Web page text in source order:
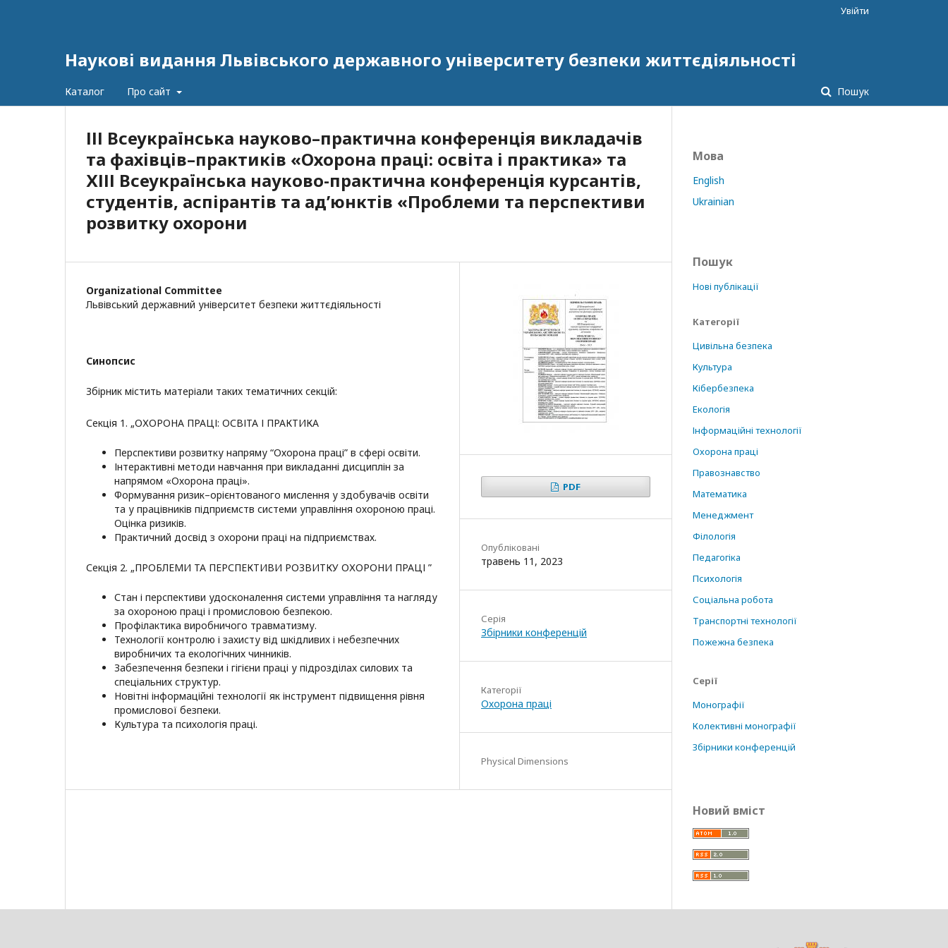
Наукові видання Львівського державного університету безпеки життєдіяльності
Каталог Про сайт Пошук
Увійти
ІІІ Всеукраїнська науково–практична конференція викладачів
та фахівців–практиків «Охорона праці: освіта і практика» та
ХІІІ Всеукраїнська науково-практична конференція курсантів,
студентів, аспірантів та ад’юнктів «Проблеми та перспективи
розвитку охорони
Organizational Committee
Львівський державний університет безпеки життєдіяльності
Синопсис
Збірник містить матеріали таких тематичних секцій:
Секція 1. „ОХОРОНА ПРАЦІ: ОСВІТА І ПРАКТИКА
Перспективи розвитку напряму “Охорона праці” в сфері освіти.
Інтерактивні методи навчання при викладанні дисциплін за
напрямом «Охорона праці».
Формування ризик–орієнтованого мислення у здобувачів освіти
та у працівників підприємств системи управління охороною праці.
Оцінка ризиків.
Практичний досвід з охорони праці на підприємствах.
Секція 2. „ПРОБЛЕМИ ТА ПЕРСПЕКТИВИ РОЗВИТКУ ОХОРОНИ ПРАЦІ ”
Стан і перспективи удосконалення системи управління та нагляду
за охороною праці і промисловою безпекою.
Профілактика виробничого травматизму.
Технології контролю і захисту від шкідливих і небезпечних
виробничих та екологічних чинників.
Забезпечення безпеки і гігієни праці у підрозділах силових та
спеціальних структур.
Новітні інформаційні технології як інструмент підвищення рівня
промислової безпеки.
Культура та психологія праці.
PDF
Опубліковані
травень 11, 2023
Серія
Збірники конференцій
Категорії
Охорона праці
Physical Dimensions
Мова
English
Ukrainian
Пошук
Нові публікації
Категорії
Цивільна безпека
Культура
Кібербезпека
Екологія
Інформаційні технології
Охорона праці
Правознавство
Математика
Менеджмент
Філологія
Педагогіка
Психологія
Соціальна робота
Транспортні технології
Пожежна безпека
Серії
Монографії
Колективні монографії
Збірники конференцій
Новий вміст